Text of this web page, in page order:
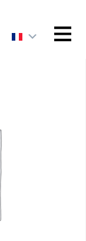
MENU
RH